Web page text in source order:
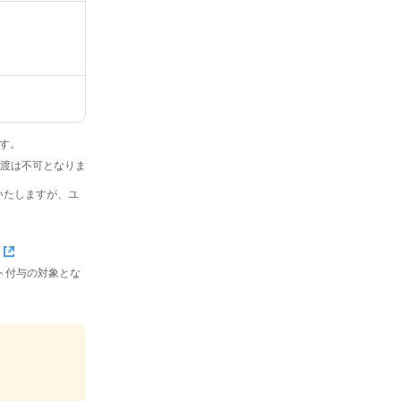
。
は不可となりま
たしますが、ユ
付与の対象とな